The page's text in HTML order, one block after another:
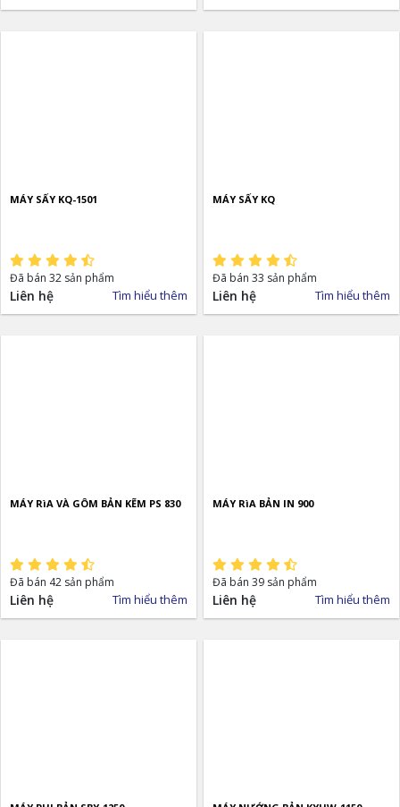
MÁY SẤY KQ-1501
Đã bán 32 sản phẩm
Liên hệ Tìm hiểu thêm
MÁY SẤY KQ
Đã bán 33 sản phẩm
Liên hệ Tìm hiểu thêm
MÁY RìA VÀ GÔM BẢN KẼM PS 830
Đã bán 42 sản phẩm
Liên hệ Tìm hiểu thêm
MÁY RìA BẢN IN 900
Đã bán 39 sản phẩm
Liên hệ Tìm hiểu thêm